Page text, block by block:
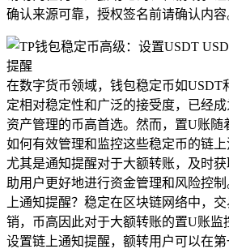
确认来源可靠，授权签名前请确认内容
在数字货币领域，钱包稳定币如USDT
定相对稳定性和广泛的接受度，已经
资产管理的币高首选。然而，置U账随
如何有效管理和监控这些稳定币的链上
尤其是通知提醒对于大额转账，及时
助用户更好地进行资金管理和风险控
上通知提醒？稳定在区块链网络中，
销，币高因此对于大额转账的置U账监
设置链上通知提醒，额转用户可以在第